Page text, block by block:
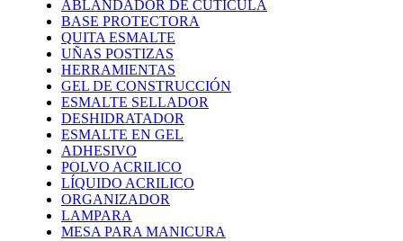
ABLANDADOR DE CUTÍCULA
BASE PROTECTORA
QUITA ESMALTE
UÑAS POSTIZAS
HERRAMIENTAS
GEL DE CONSTRUCCIÓN
ESMALTE SELLADOR
DESHIDRATADOR
ESMALTE EN GEL
ADHESIVO
POLVO ACRILICO
LÍQUIDO ACRILICO
ORGANIZADOR
LAMPARA
MESA PARA MANICURA